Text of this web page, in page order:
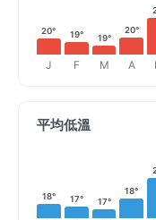
20°
J
19°
F
19°
M
20°
A
平均低溫
18° 17° 17°
18°